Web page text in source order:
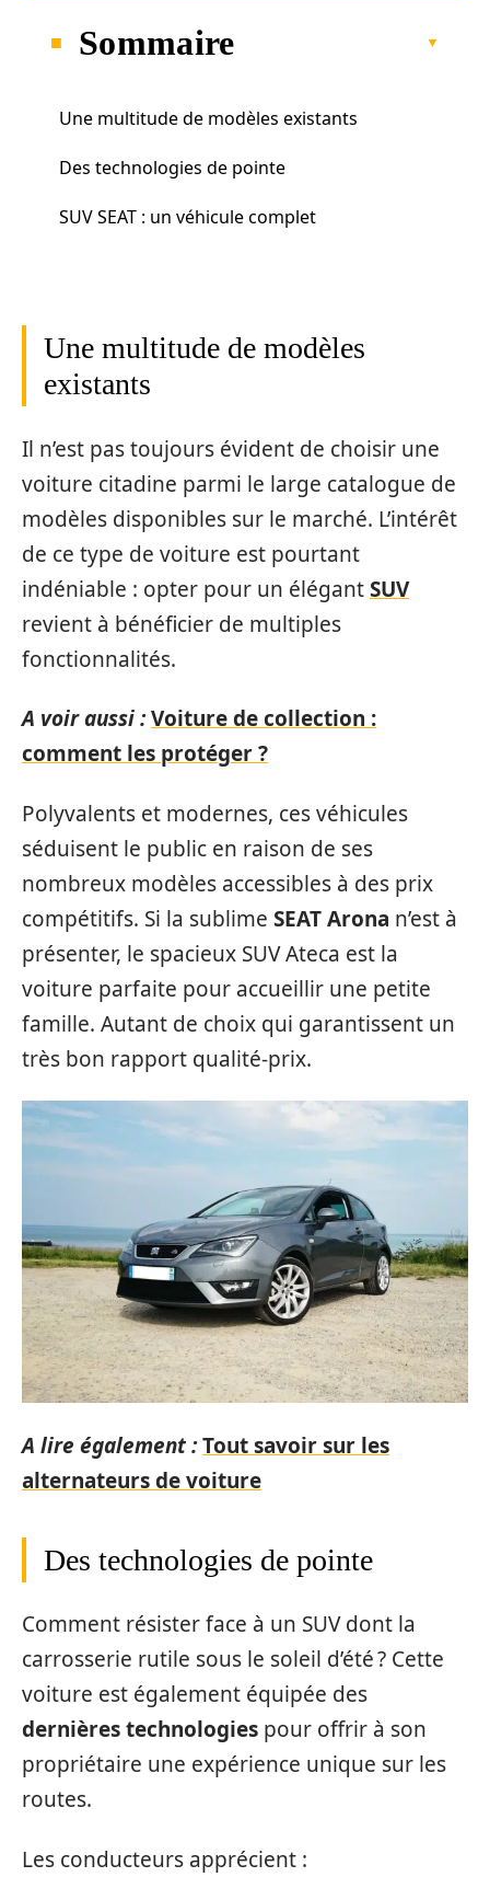
Sommaire
Une multitude de modèles existants
Des technologies de pointe
SUV SEAT : un véhicule complet
Une multitude de modèles
existants
Il n’est pas toujours évident de choisir une
voiture citadine parmi le large catalogue de
modèles disponibles sur le marché. L’intérêt
de ce type de voiture est pourtant
indéniable : opter pour un élégantSUV
revient à bénéficier de multiples
fonctionnalités.
A voir aussi :Voiture de collection :
comment les protéger ?
Polyvalents et modernes, ces véhicules
séduisent le public en raison de ses
nombreux modèles accessibles à des prix
compétitifs. Si la sublime SEAT Arona n’est à
présenter, le spacieux SUV Ateca est la
voiture parfaite pour accueillir une petite
famille. Autant de choix qui garantissent un
très bon rapport qualité-prix.
A lire également :Tout savoir sur les
alternateurs de voiture
Des technologies de pointe
Comment résister face à un SUV dont la
carrosserie rutile sous le soleil d’été ? Cette
voiture est également équipée des
dernières technologies pour offrir à son
propriétaire une expérience unique sur les
routes.
Les conducteurs apprécient :